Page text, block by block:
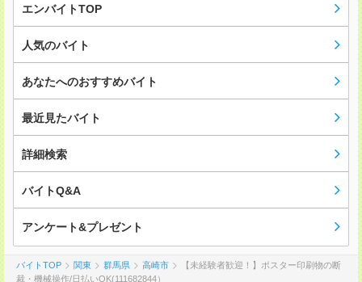
エンバイトTOP
人気のバイト
あなたへのおすすめバイト
最近見たバイト
詳細検索
バイトQ&A
アンケート&プレゼント
バイトTOP 関東 群馬県 高崎市
【未経験者歓迎！】ポスター印刷物の断
裁・機械操作/日払いOK(111682844）